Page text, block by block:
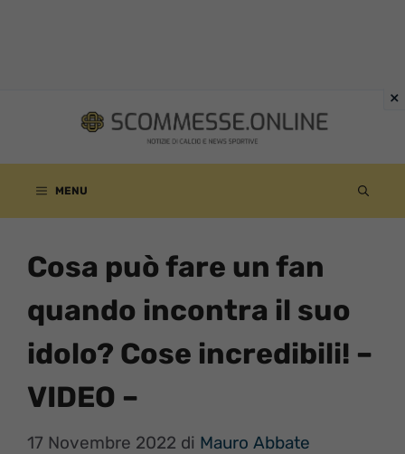
contenuto
MENU
Cosa può fare un fan
quando incontra il suo
idolo? Cose incredibili! –
VIDEO –
17 Novembre 2022 di Mauro Abbate